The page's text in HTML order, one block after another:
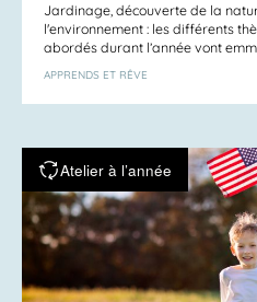
Jardinage, découverte de la
l'environnement : les différents
abordés durant l’année vont
APPRENDS ET RÊVE
Atelier à l’année